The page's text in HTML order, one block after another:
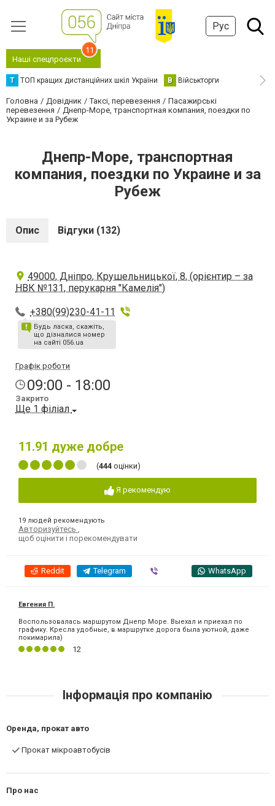
Рус
Наші спецпроєкти
11
Т ТОП кращих дистанційних шкіл України В Військторги
Головна Довідник Таксі, перевезення
Пасажирські
перевезення
Днепр-Море, транспортная компания, поездки по
Украине и за Рубеж
Днепр-Море, транспортная
компания, поездки по Украине и за
Рубеж
Опис Відгуки (132)
49000, Дніпро, Крушельницької, 8, (орієнтир – за
НВК №131, перукарня "Камелія")
+380(99)230-41-11
Будь ласка, скажіть,
що дізналися номер
на сайті 056.ua
Графік роботи
09:00 - 18:00
Закрито
Ще 1 філіал
11.91 дуже добре
(444 оцінки)
Я рекомендую
19 людей рекомендують
Авторизуйтесь
щоб оцінити і порекомендувати
Reddit Telegram WhatsApp
Евгения П.
Воспользовалась маршрутом Днепр Море. Выехал и приехал по
графику. Кресла удобные, в маршрутке дорога была уютной, даже
покимарила)
12
Інформація про компанію
Оренда, прокат авто
Прокат мікроавтобусів
Про нас